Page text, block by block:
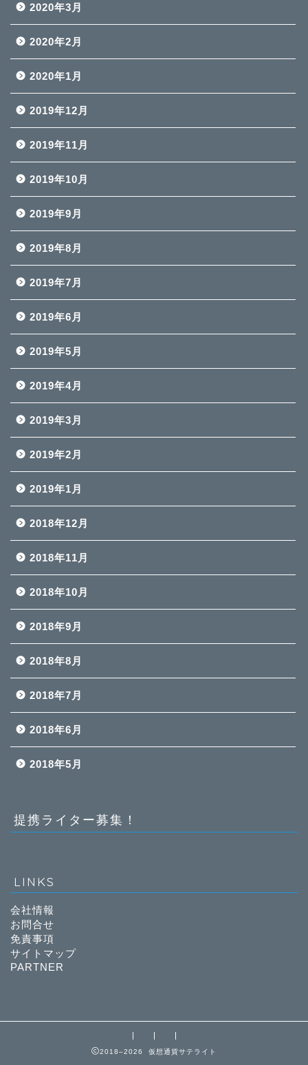
2020年3月
2020年2月
2020年1月
2019年12月
2019年11月
2019年10月
2019年9月
2019年8月
2019年7月
2019年6月
2019年5月
2019年4月
2019年3月
2019年2月
2019年1月
2018年12月
2018年11月
2018年10月
2018年9月
2018年8月
2018年7月
2018年6月
2018年5月
提携ライター募集！
LINKS
会社情報
お問合せ
免責事項
サイトマップ
PARTNER
2018–2026 仮想通貨サテライト